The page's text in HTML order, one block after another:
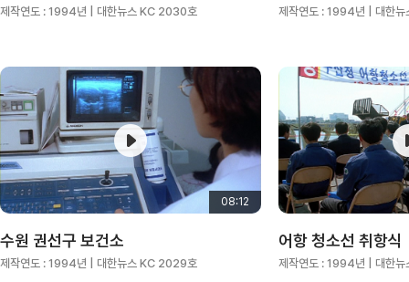
제작연도 : 1994년 | 대한뉴스 KC 2030호 제작연도 : 1994년 | 대한
08:12
수원 권선구 보건소
제작연도 : 1994년 | 대한뉴스 KC 2029호
어항 청소선 취항식
제작연도 : 1994년 | 대한